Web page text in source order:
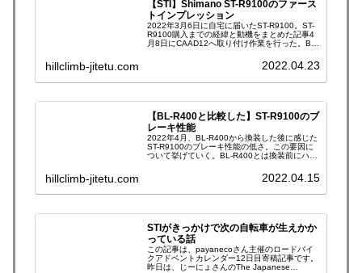
【STI】Shimano ST-R9100のファース
トインプレッション
2022年3月6日に自宅に届いたST-R9100。ST-
R9100購入までの経緯と動機をまとめた記事4
月8日にCAAD12へ取り付け作業を行った。BL-
合わせから、ST-R9100へブレー…
hillclimb-jitetu.com 2022.04.23
【BL-R400と比較した】ST-R9100のブ
レーキ性能
2022年4月、BL-R400から換装した後に感じた
ST-R9100のブレーキ性能の低さ。この要因に
ついて挙げていく。BL-R400とは換装前にハン
STIのような変速機能は無く、ブレーキ機能
hillclimb-jitetu.com 2022.04.15
STIがきっかけで次の自転車が生えかか
っている話
この記事は、payanecoさん主催のロードバイ
クアドベントカレンダー12日目寄稿記事です。
昨日は、じーにょさんのThe Japanese